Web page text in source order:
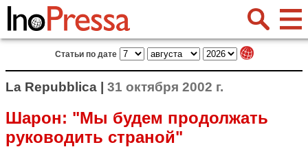
Статьи по дате
La Repubblica | 31 октября 2002 г.
Шарон: "Мы будем продолжать
руководить страной"